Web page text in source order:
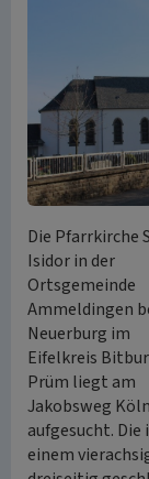
Die Pfarrkirche
Isidor in der
Ortsgemeinde
Ammeldingen
Neuerburg im
Eifelkreis
Prüm liegt am
Jakobsweg
aufgesucht.
einem